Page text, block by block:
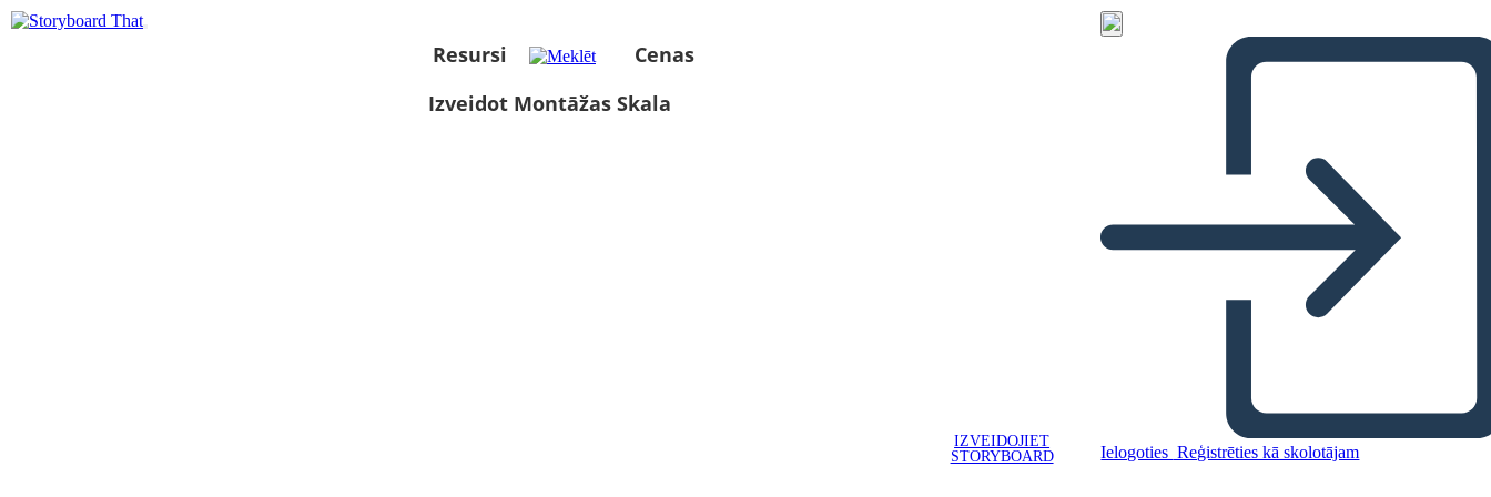
Resursi
Cenas
Izveidot Montāžas Skala
IZVEIDOJIET
STORYBOARD
Ielogoties Reģistrēties kā skolotājam